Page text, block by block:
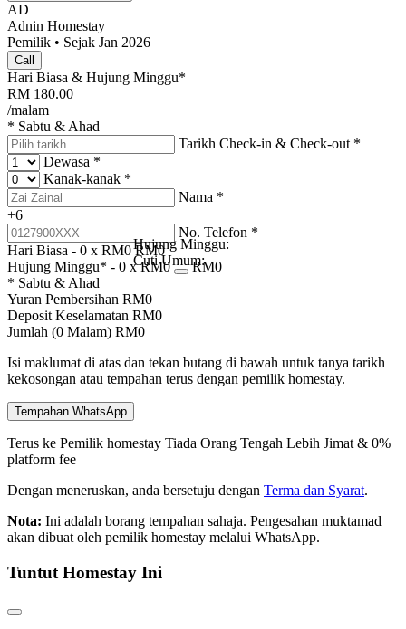
AD
Adnin Homestay
Pemilik • Sejak Jan 2026
Call
Hari Biasa & Hujung Minggu*
RM 180.00
/malam
* Sabtu & Ahad
Tarikh Check-in & Check-out *
Dewasa *
Kanak-kanak *
Nama *
+6
No. Telefon *
Hari Biasa - 0 x RM0 RM0
Hujung Minggu* - 0 x RM0
Hujung Minggu:
Cuti Umum:RM0
* Sabtu & Ahad
Yuran Pembersihan RM0
Deposit Keselamatan RM0
Jumlah (0 Malam) RM0
Isi maklumat di atas dan tekan butang di bawah untuk tanya tarikh
kekosongan atau tempahan terus dengan pemilik homestay.
Tempahan WhatsApp
Terus ke Pemilik homestay Tiada Orang Tengah Lebih Jimat & 0%
platform fee
Dengan meneruskan, anda bersetuju dengan Terma dan Syarat.
Nota: Ini adalah borang tempahan sahaja. Pengesahan muktamad
akan dibuat oleh pemilik homestay melalui WhatsApp.
Tuntut Homestay Ini